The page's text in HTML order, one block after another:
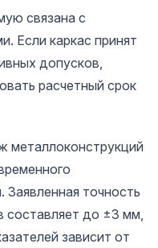
связана с
Если каркас принят
допусков,
расчетный срок
металлоконструкций
Заявленная точность
составляет до ±3 мм,
зависит от